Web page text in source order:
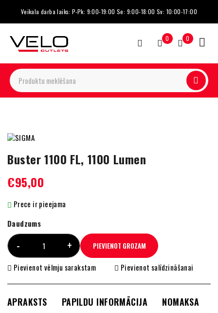
Veikala darba laiks: P-Pk: 9:00-19:00 Se: 9:00-18:00 Sv: 10:00-17:00
0 0
Buster 1100 FL, 1100 Lumen
€95,00
Prece ir pieejama
Daudzums
PIEVIENOT GROZAM
Pievienot vēlmju sarakstam Pievienot salīdzināšanai
APRAKSTS PAPILDU INFORMĀCIJA
NOMAKSA